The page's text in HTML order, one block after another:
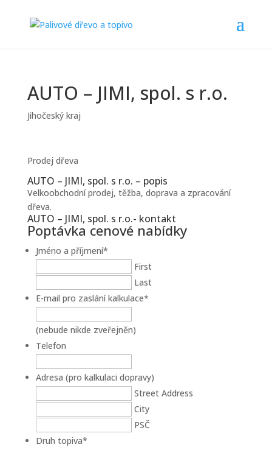
AUTO – JIMI, spol. s r.o.
Jihočeský kraj
Prodej dřeva
AUTO – JIMI, spol. s r.o. – popis
Velkoobchodní prodej, těžba, doprava a zpracování
dřeva.
AUTO – JIMI, spol. s r.o.- kontakt
Poptávka cenové nabídky
Jméno a příjmení*
First
Last
E-mail pro zaslání kalkulace*
(nebude nikde zveřejněn)
Telefon
Adresa (pro kalkulaci dopravy)
Street Address
City
PSČ
Druh topiva*